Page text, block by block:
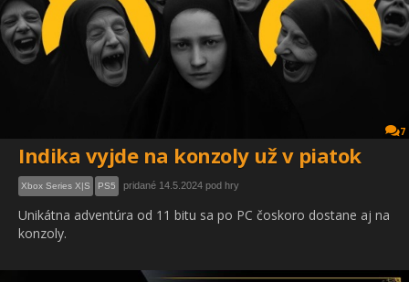
7
Indika vyjde na konzoly už v piatok
Xbox Series X|S PS5 pridané 14.5.2024 pod hry
Unikátna adventúra od 11 bitu sa po PC čoskoro dostane aj na
konzoly.